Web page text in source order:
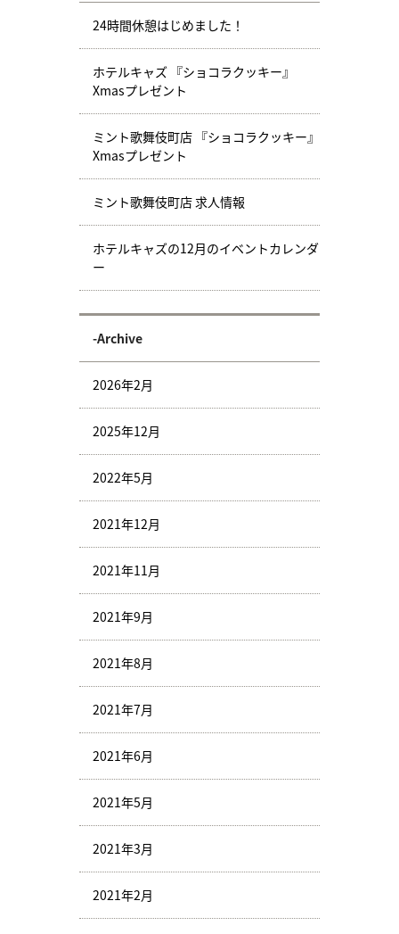
24時間休憩はじめました！
ホテルキャズ 『ショコラクッキー』
Xmasプレゼント
ミント歌舞伎町店 『ショコラクッキー』
Xmasプレゼント
ミント歌舞伎町店 求人情報
ホテルキャズの12月のイベントカレンダ
ー
-Archive
2026年2月
2025年12月
2022年5月
2021年12月
2021年11月
2021年9月
2021年8月
2021年7月
2021年6月
2021年5月
2021年3月
2021年2月